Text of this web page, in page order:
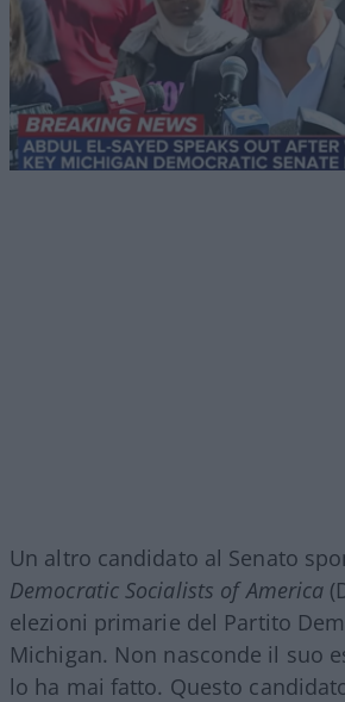
Un altro candidato al Senato
Democratic Socialists of America
elezioni primarie del Partito
Michigan. Non nasconde il suo
lo ha mai fatto. Questo